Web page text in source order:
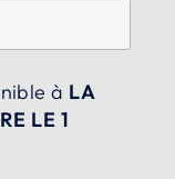
à LA
LE 1